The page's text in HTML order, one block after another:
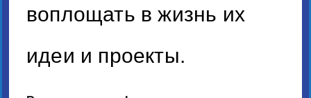
воплощать в жизнь их
идеи и проекты.